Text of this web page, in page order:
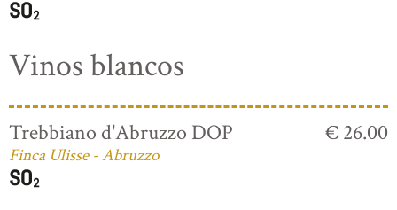
Vinos blancos
Trebbiano d'Abruzzo DOP
Finca Ulisse - Abruzzo
€ 26.00